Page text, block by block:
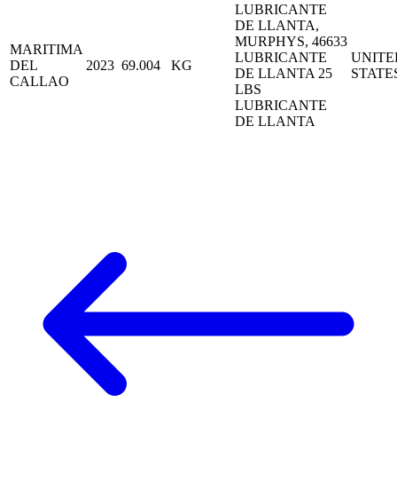
MARITIMA
DEL
CALLAO
2023 69.004 KG
LUBRICANTE
DE LLANTA,
MURPHYS, 46633
LUBRICANTE
DE LLANTA 25
LBS
LUBRICANTE
DE LLANTA